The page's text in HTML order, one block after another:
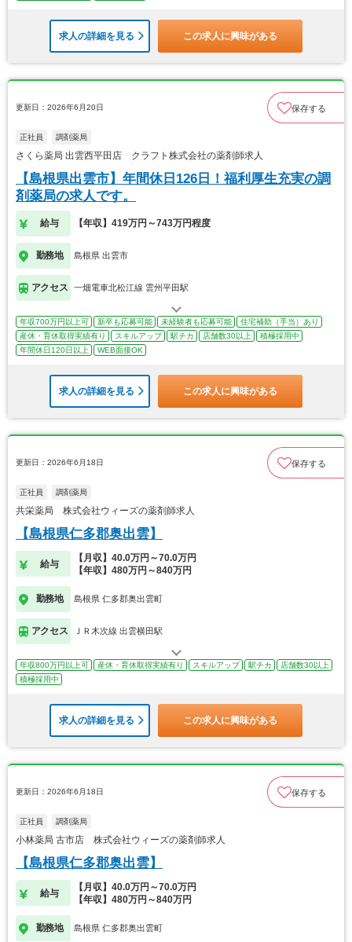
求人の詳細を見る この求人に興味がある
更新日：2026年6月20日 保存する
正社員 調剤薬局
さくら薬局 出雲西平田店 クラフト株式会社の薬剤師求人
【島根県出雲市】年間休日126日！福利厚生充実の調
剤薬局の求人です。
給与 【年収】419万円～743万円程度
勤務地 島根県 出雲市
アクセス 一畑電車北松江線 雲州平田駅
年収700万円以上可 新卒も応募可能 未経験者も応募可能
住宅補助（手当）あり
産休・育休取得実績有り
スキルアップ 駅チカ 店舗数30以上
積極採用中
年間休日120日以上
WEB面接OK
求人の詳細を見る この求人に興味がある
更新日：2026年6月18日 保存する
正社員 調剤薬局
共栄薬局 株式会社ウィーズの薬剤師求人
【島根県仁多郡奥出雲】
給与
【月収】40.0万円～70.0万円
【年収】480万円～840万円
勤務地 島根県 仁多郡奥出雲町
アクセス ＪＲ木次線 出雲横田駅
年収800万円以上可 産休・育休取得実績有り スキルアップ 駅チカ
店舗数30以上
積極採用中
求人の詳細を見る この求人に興味がある
更新日：2026年6月18日 保存する
正社員 調剤薬局
小林薬局 古市店 株式会社ウィーズの薬剤師求人
【島根県仁多郡奥出雲】
給与
【月収】40.0万円～70.0万円
【年収】480万円～840万円
勤務地 島根県 仁多郡奥出雲町